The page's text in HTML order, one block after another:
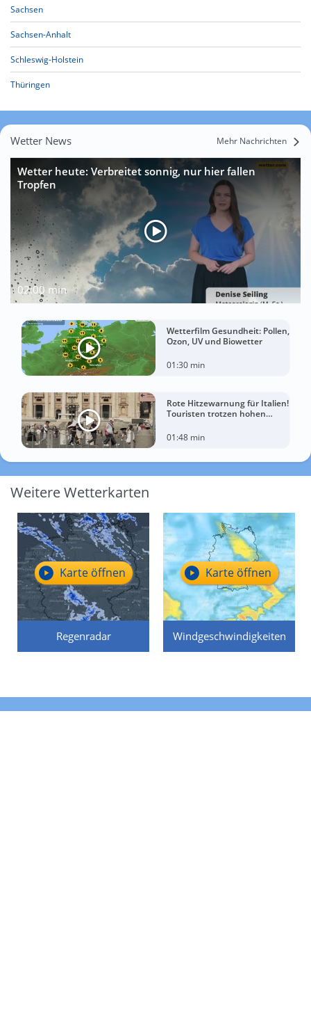
Sachsen
Sachsen-Anhalt
Schleswig-Holstein
Thüringen
Wetter News Mehr Nachrichten
Wetter heute: Verbreitet sonnig, nur hier fallen
Tropfen
02:00 min
Wetterfilm Gesundheit: Pollen,
Ozon, UV und Biowetter
01:30 min
Rote Hitzewarnung für Italien!
Touristen trotzen hohen
01:48 min
Weitere Wetterkarten
Regenradar
Karte öffnen
Windgeschwindigkeiten
Karte öffnen